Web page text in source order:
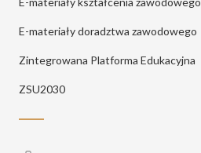
E-materiały doradztwa zawodowego
Zintegrowana Platforma Edukacyjna
ZSU2030